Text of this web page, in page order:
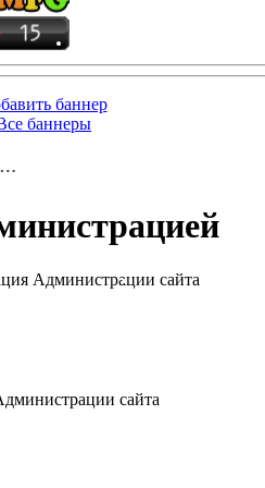
баннер
баннеры
бесплатно!
Администрации сайта
сайта